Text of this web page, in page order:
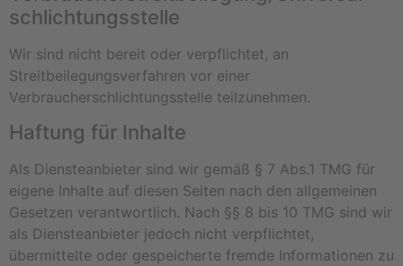
schlichtungs­stelle
Wir sind nicht bereit oder verpflichtet, an
Streitbeilegungsverfahren vor einer
Verbraucherschlichtungsstelle teilzunehmen.
Haftung für Inhalte
Als Diensteanbieter sind wir gemäß § 7 Abs.1 TMG für
eigene Inhalte auf diesen Seiten nach den allgemeinen
Gesetzen verantwortlich. Nach §§ 8 bis 10 TMG sind wir
als Diensteanbieter jedoch nicht verpflichtet,
übermittelte oder gespeicherte fremde Informationen zu